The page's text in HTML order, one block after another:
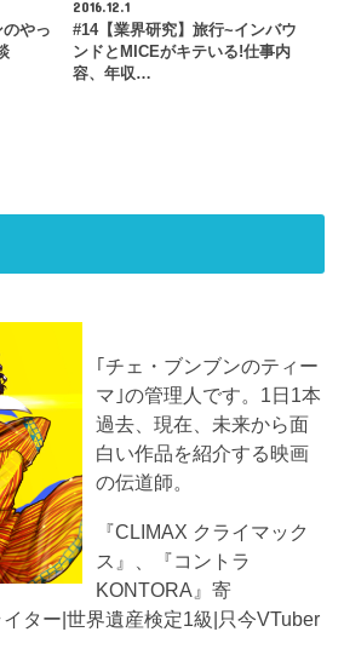
やっ
2016.12.1
#14【業界研究】旅行~インバウ
ンドとMICEがキテいる!仕事内
容、年収…
｢チェ・ブンブンのティー
マ｣の管理人です。1日1本
過去、現在、未来から面
白い作品を紹介する映画
の伝道師。
『CLIMAX クライマック
ス』、『コントラ
KONTORA』寄
ター|世界遺産検定1級|只今VTuber